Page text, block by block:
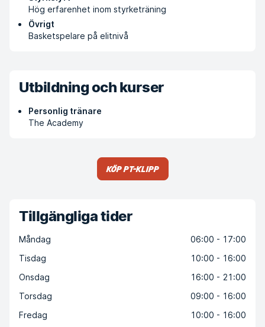
Hög erfarenhet inom styrketräning
Övrigt
Basketspelare på elitnivå
Utbildning och kurser
Personlig tränare
The Academy
Köp PT-klipp
Tillgängliga tider
Måndag
06:00 - 17:00
Tisdag
10:00 - 16:00
Onsdag
16:00 - 21:00
Torsdag
09:00 - 16:00
Fredag
10:00 - 16:00